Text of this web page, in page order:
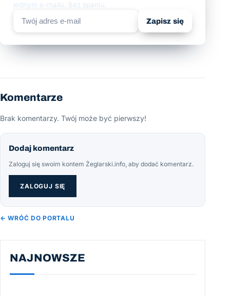
jednym e-mailu. Bez spamu.
Zapisz się
Komentarze
Brak komentarzy. Twój może być pierwszy!
Dodaj komentarz
Zaloguj się swoim kontem Żeglarski.info, aby dodać komentarz.
ZALOGUJ SIĘ
← WRÓĆ DO PORTALU
NAJNOWSZE